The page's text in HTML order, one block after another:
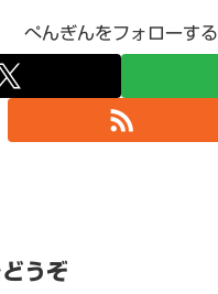
ぺんぎんをフォローする
うぞ